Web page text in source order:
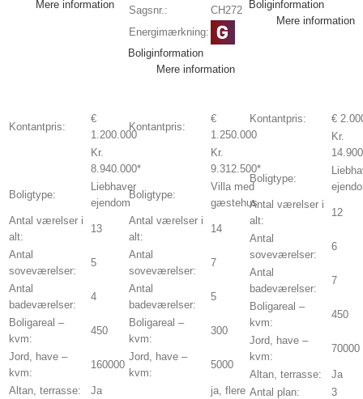
Mere information Sagsnr.:
CH272
Energimærkning:
Boliginformation
Mere information
Boliginformation
Mere information
Kontantpris:
€
1.200.000
Kr.
8.940.000*
Boligtype:
Liebhaver
ejendom
Antal værelser i
alt:
13
Antal
soveværelser:
5
Antal
badeværelser:
4
Boligareal –
kvm:
450
Jord, have –
kvm:
160000
Altan, terrasse:
Ja
Kontantpris:
€
1.250.000
Kr.
9.312.500*
Boligtype:
Villa med
gæstehus
Antal værelser i
alt:
14
Antal
soveværelser:
7
Antal
badeværelser:
5
Boligareal –
kvm:
300
Jord, have –
kvm:
5000
ja, flere
Kontantpris:
€
Kr.
Boligtype:
Antal værelser i
alt:
12
Antal
soveværelser:
6
Antal
badeværelser:
7
Boligareal –
kvm:
450
Jord, have –
kvm:
70000
Altan, terrasse:
Ja
Antal plan:
3